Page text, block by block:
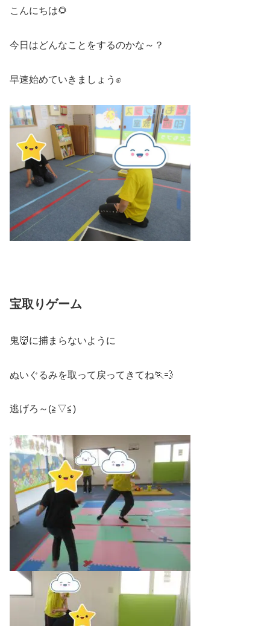
こんにちは🌻
今日はどんなことをするのかな～？
早速始めていきましょう✊
宝取りゲーム
鬼👹に捕まらないように
ぬいぐるみを取って戻ってきてね🏃💨
逃げろ～(≧▽≦)